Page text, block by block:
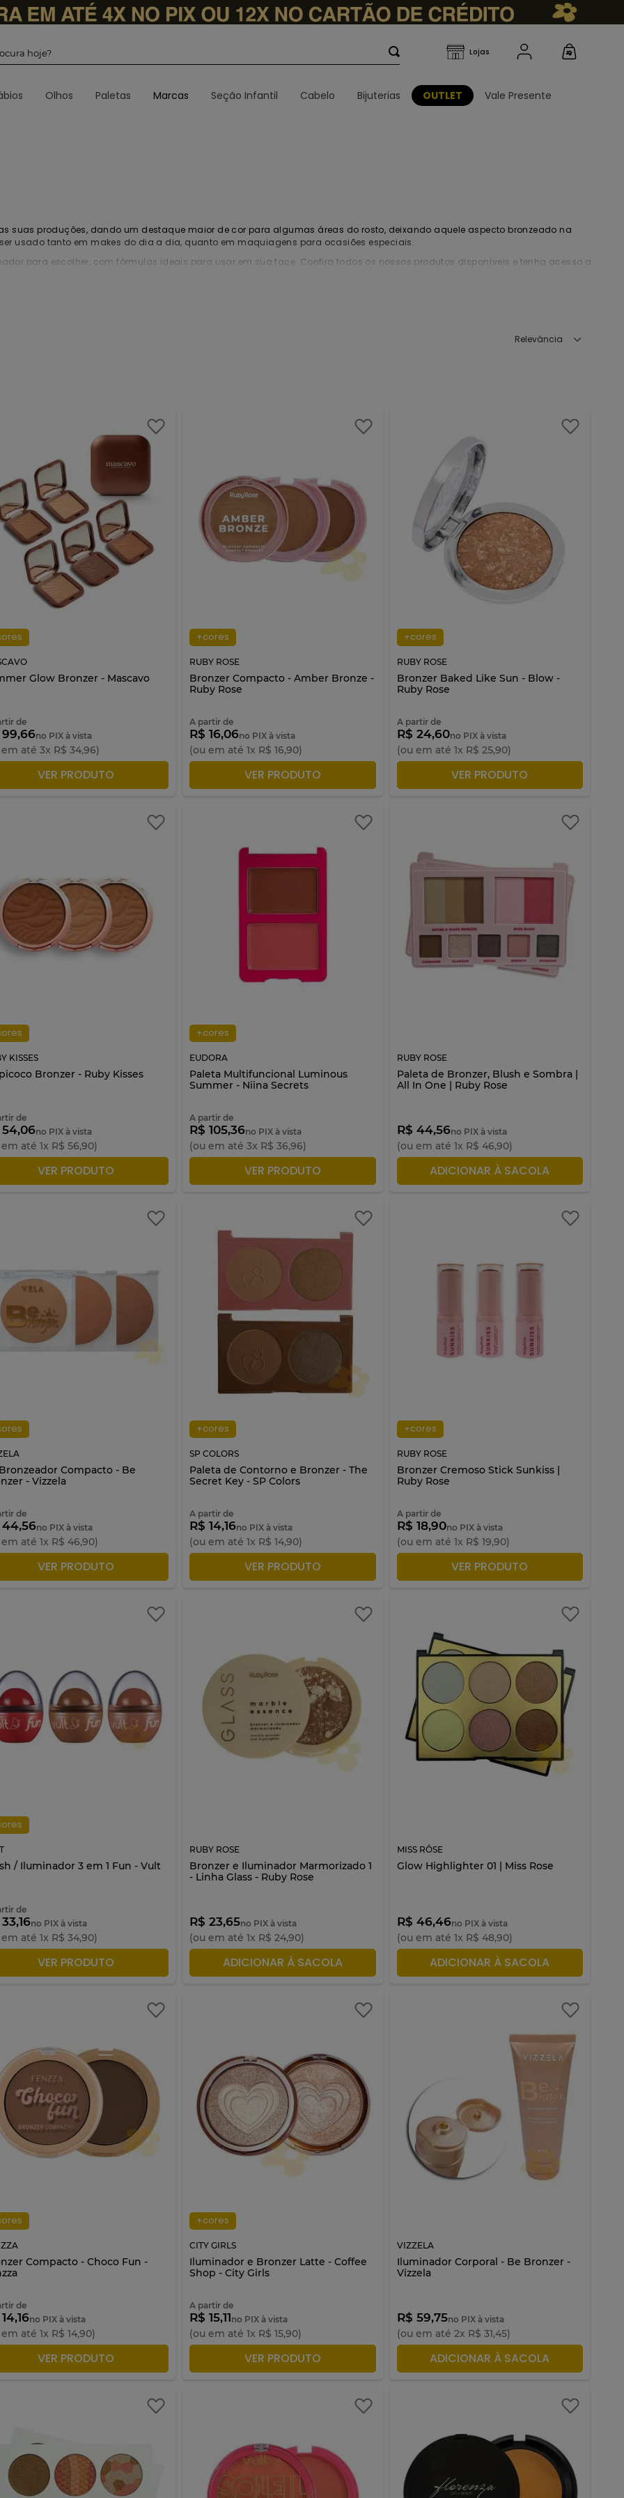
Olhos Paletas Marcas Seção Infantil Cabelo Bijuterias OUTLET Vale Presente
suas produções, dando um destaque maior de cor para algumas áreas do rosto, deixando aquele aspecto bronzeado na
usado tanto em makes do dia a dia, quanto em maquiagens para ocasiões especiais.
para escolher, com fórmulas ideais para usar em suaface . Confira todos os nossos produtos disponíveis e tenha acesso a
Relevância
Glow Bronzer - Mascavo
de
99,66no PIX à vista
em até 3x R$ 34,96)
ADICIONAR À SACOLA
VER PRODUTO
+cores
RUBY ROSE
Bronzer Compacto - Amber Bronze -
Ruby Rose
A partir de
R$ 16,06no PIX à vista
(ou em até1x R$ 16,90)
ADICIONAR À SACOLA
VER PRODUTO
+cores
RUBY ROSE
Bronzer Baked Like Sun - Blow -
Ruby Rose
A partir de
R$ 24,60no PIX à vista
(ou em até 1x R$ 25,90)
ADICIONAR À SACOLA
VER PRODUTO
KISSES
Bronzer - Ruby Kisses
de
54,06no PIX à vista
em até 1x R$ 56,90)
ADICIONAR À SACOLA
VER PRODUTO
+cores
EUDORA
Paleta Multifuncional Luminous
Summer - Niina Secrets
A partir de
R$ 105,36no PIX à vista
(ou em até3x R$ 36,96)
ADICIONAR À SACOLA
VER PRODUTO
RUBY ROSE
Paleta de Bronzer, Blush e Sombra |
All In One | Ruby Rose
R$ 44,56no PIX à vista
(ou em até 1x R$ 46,90)
ADICIONAR À SACOLA
Compacto - Be
- Vizzela
de
44,56no PIX à vista
em até 1x R$ 46,90)
ADICIONAR À SACOLA
VER PRODUTO
+cores
SP COLORS
Paleta de Contorno e Bronzer - The
Secret Key - SP Colors
A partir de
R$ 14,16no PIX à vista
(ou em até1x R$ 14,90)
ADICIONAR À SACOLA
VER PRODUTO
+cores
RUBY ROSE
Bronzer Cremoso Stick Sunkiss |
Ruby Rose
A partir de
R$ 18,90no PIX à vista
(ou em até 1x R$ 19,90)
ADICIONAR À SACOLA
VER PRODUTO
/ Iluminador 3 em 1 Fun - Vult
de
no PIX à vista
em até 1x R$ 34,90)
ADICIONAR À SACOLA
VER PRODUTO
RUBY ROSE
Bronzer e Iluminador Marmorizado 1
- Linha Glass - Ruby Rose
R$ 23,65no PIX à vista
(ou em até1x R$ 24,90)
ADICIONAR À SACOLA
MISS RÔSE
Glow Highlighter 01 | Miss Rose
R$ 46,46no PIX à vista
(ou em até 1x R$ 48,90)
ADICIONAR À SACOLA
Compacto - Choco Fun -
de
no PIX à vista
em até 1x R$ 14,90)
ADICIONAR À SACOLA
VER PRODUTO
+cores
CITY GIRLS
Iluminador e Bronzer Latte - Coffee
Shop - City Girls
A partir de
R$ 15,11no PIX à vista
(ou em até1x R$ 15,90)
ADICIONAR À SACOLA
VER PRODUTO
VIZZELA
Iluminador Corporal - Be Bronzer -
Vizzela
R$ 59,75no PIX à vista
(ou em até 2x R$ 31,45)
ADICIONAR À SACOLA